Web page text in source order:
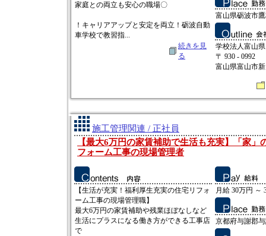
家庭との両立も安心の職場〇
！キャリアアップと安定を両立！砺波自動
車学校で教習指...
続きを見
る
富山県砺波市
学校法人富山
〒 930 - 0992
富山県富山市
施工管理関連 / 正社員
【最大6万円の家賃補助で生活も充実】「家」
フォーム工事の現場管理者
【生活が充実！福利厚生充実の住宅リフォ
ーム工事の現場管理職】
最大6万円の家賃補助や残業ほぼなしなど
生活にプラスになる働き方ができる工事店
で
月給 30万円 ～
京都府与謝郡